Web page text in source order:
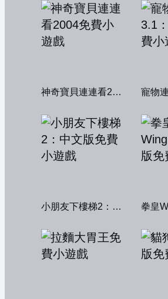
神奇寶貝連連看2004
小朋友下樓梯2：中文版